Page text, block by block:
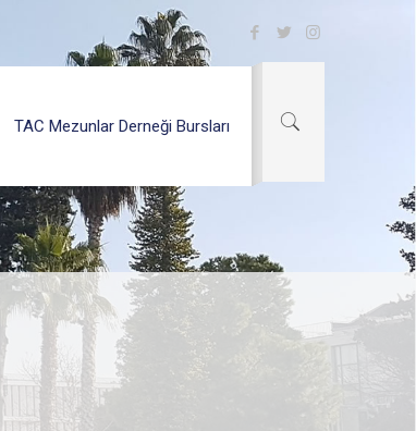
TAC Mezunlar Derneği Bursları